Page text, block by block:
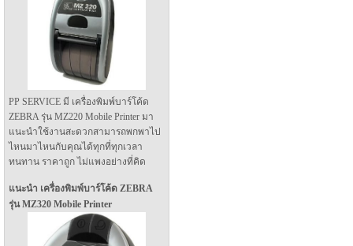
PP SERVICE มี เครื่องพิมพ์บาร์โค้ด
ZEBRA รุ่น MZ220 Mobile Printer มา
แนะนำใช้งานสะดวกสามารถพกพาไป
ไหนมาไหนกับคุณได้ทุกที่ทุกเวลา
ทนทาน ราคาถูก ไม่แพงอย่างที่คิด
แนะนำ เครื่องพิมพ์บาร์โค้ด ZEBRA
รุ่น MZ320 Mobile Printer